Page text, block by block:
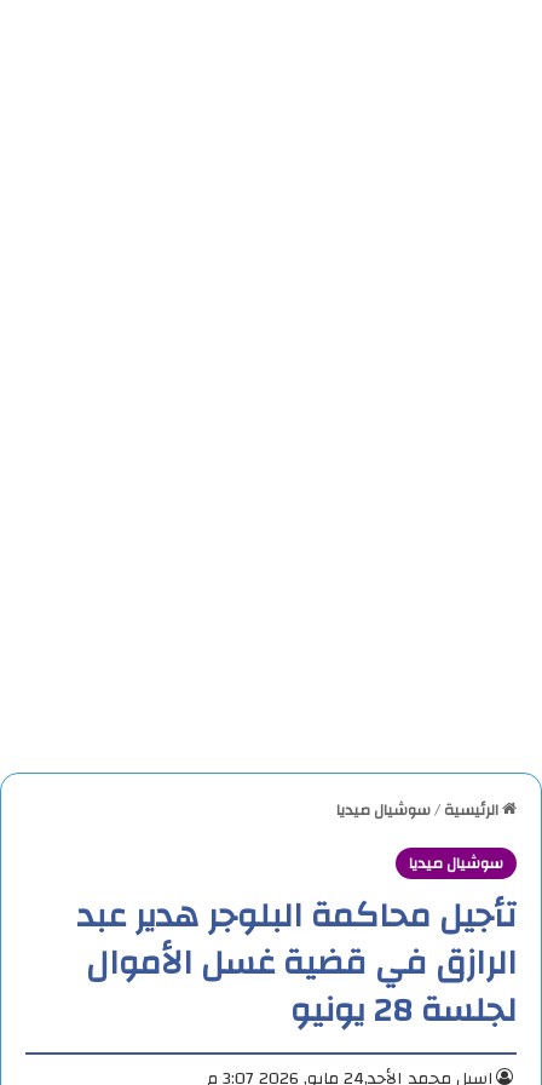
الرئيسية/سوشيال ميديا
سوشيال ميديا
تأجيل محاكمة البلوجر هدير عبد
الرازق في قضية غسل الأموال
لجلسة 28 يونيو